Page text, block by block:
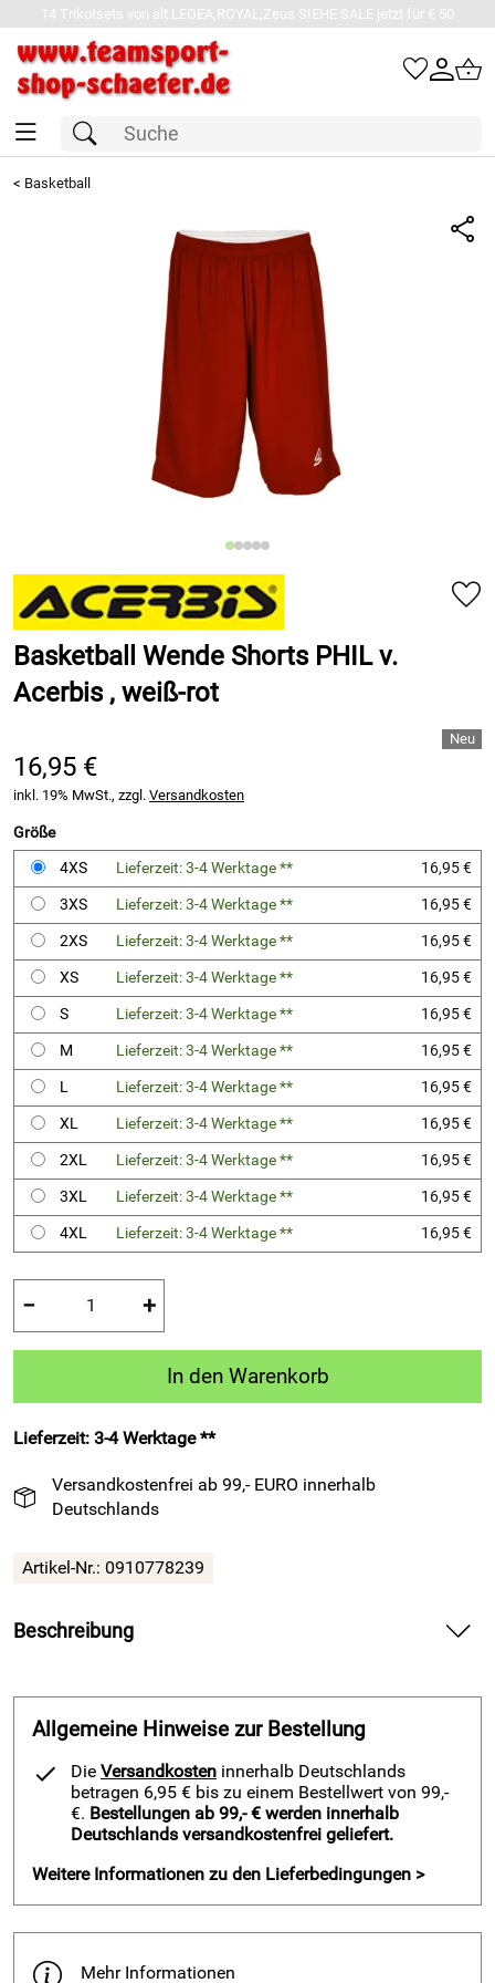
14 Trikotsets von alt.LEGEA,ROYAL,Zeus SIEHE SALE jetzt für € 50
< Basketball
Basketball Wende Shorts PHIL v.
Acerbis , weiß-rot
16,95 €
inkl. 19% MwSt., zzgl. Versandkosten
Größe
4XS
Lieferzeit: 3-4 Werktage **
16,95 €
3XS
Lieferzeit: 3-4 Werktage **
16,95 €
2XS
Lieferzeit: 3-4 Werktage **
16,95 €
XS
Lieferzeit: 3-4 Werktage **
16,95 €
S
Lieferzeit: 3-4 Werktage **
16,95 €
M
Lieferzeit: 3-4 Werktage **
16,95 €
L
Lieferzeit: 3-4 Werktage **
16,95 €
XL
Lieferzeit: 3-4 Werktage **
16,95 €
2XL
Lieferzeit: 3-4 Werktage **
16,95 €
3XL
Lieferzeit: 3-4 Werktage **
16,95 €
4XL
Lieferzeit: 3-4 Werktage ** 16,95 €
− +
In den Warenkorb
Lieferzeit: 3-4 Werktage **
Versandkostenfrei ab 99,- EURO innerhalb
Deutschlands
Artikel-Nr.: 0910778239
Beschreibung
frischen Spielkomfort für Training und Wettkampf.
Spüre bei den Basketball Wende Shorts PHIL v. Acerbis die
weiche Qualität auf deiner Haut und bewege dich frei in
jeder Sequenz. Genieße das schnelle Trocknen nach
intensiven Sprints und bleibe angenehm kühl auf dem
Court. Nutze die Wendefunktion und wechsle flexibel
Teamabstimmung.
Allgemeine Hinweise zur Bestellung
Die Versandkosten innerhalb Deutschlands
betragen 6,95 € bis zu einem Bestellwert von 99,-
€. Bestellungen ab 99,- € werden innerhalb
Deutschlands versandkostenfrei geliefert.
Weitere Informationen zu den Lieferbedingungen >
Mehr Informationen